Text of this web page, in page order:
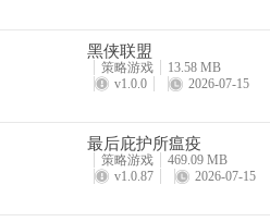
黑侠联盟
策略游戏
13.58 MB
v1.0.0
2026-07-15
最后庇护所瘟疫
策略游戏
469.09 MB
v1.0.87
2026-07-15